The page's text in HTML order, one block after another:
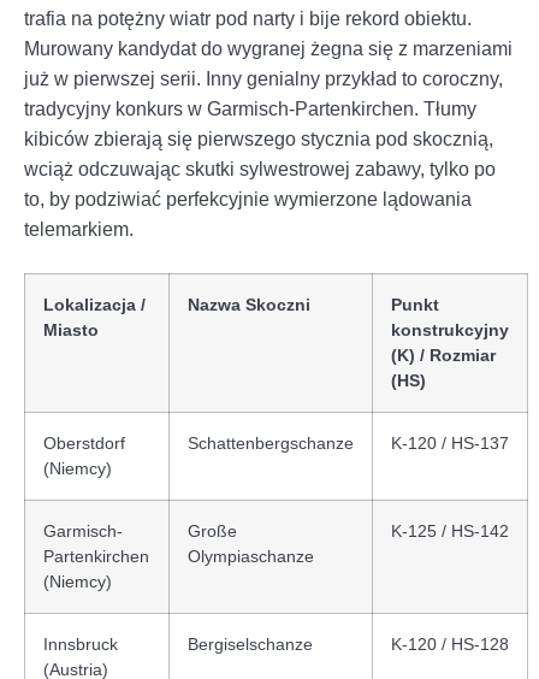
trafia na potężny wiatr pod narty i bije rekord obiektu.
Murowany kandydat do wygranej żegna się z marzeniami
już w pierwszej serii. Inny genialny przykład to coroczny,
tradycyjny konkurs w Garmisch-Partenkirchen. Tłumy
kibiców zbierają się pierwszego stycznia pod skocznią,
wciąż odczuwając skutki sylwestrowej zabawy, tylko po
to, by podziwiać perfekcyjnie wymierzone lądowania
telemarkiem.
Lokalizacja /
Miasto
Nazwa Skoczni
Punkt
konstrukcyjny
(K) / Rozmiar
(HS)
Oberstdorf
(Niemcy)
Schattenbergschanze K-120 / HS-137
Garmisch-
Partenkirchen
(Niemcy)
Große
Olympiaschanze
K-125 / HS-142
Innsbruck
(Austria)
Bergiselschanze K-120 / HS-128